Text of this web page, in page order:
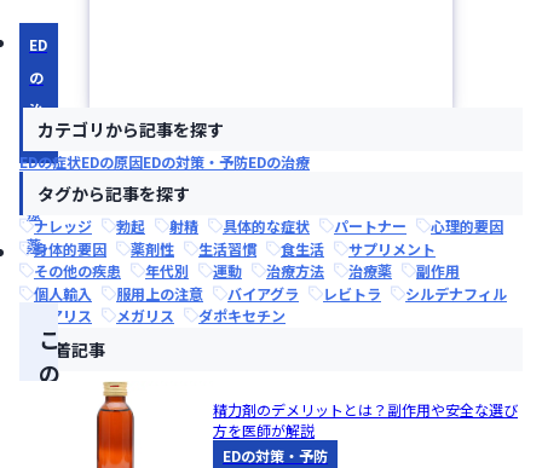
ED
の
治
療
療
薬
こ
の
カテゴリから記事を探す
EDの症状EDの原因EDの対策・予防EDの治療
タグから記事を探す
ナレッジ 勃起 射精 具体的な症状 パートナー
心理的要因
身体的要因
薬剤性 生活習慣 食生活
サプリメント
その他の疾患
年代別 運動 治療方法 治療薬
副作用
個人輸入
服用上の注意 バイアグラ レビトラ
シルデナフィル
シアリス
メガリス ダポキセチン
新着記事
精力剤のデメリットとは？副作用や安全な選び
方を医師が解説
EDの対策・予防